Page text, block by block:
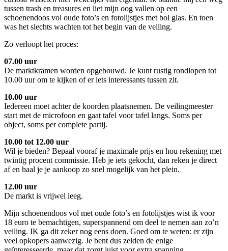
tussen trash en treasures en liet mijn oog vallen op een
schoenendoos vol oude foto’s en fotolijstjes met bol glas. En toen
was het slechts wachten tot het begin van de veiling.
Zo verloopt het proces:
07.00 uur
De marktkramen worden opgebouwd. Je kunt rustig rondlopen tot
10.00 uur om te kijken of er iets interessants tussen zit.
10.00 uur
Iedereen moet achter de koorden plaatsnemen. De veilingmeester
start met de microfoon en gaat tafel voor tafel langs. Soms per
object, soms per complete partij.
10.00 tot 12.00 uur
Wil je bieden? Bepaal vooraf je maximale prijs en hou rekening met
twintig procent commissie. Heb je iets gekocht, dan reken je direct
af en haal je je aankoop zo snel mogelijk van het plein.
12.00 uur
De markt is vrijwel leeg.
Mijn schoenendoos vol met oude foto’s en fotolijstjes wist ik voor
18 euro te bemachtigen, superspannend om deel te nemen aan zo’n
veiling. IK ga dit zeker nog eens doen. Goed om te weten: er zijn
veel opkopers aanwezig. Je bent dus zelden de enige